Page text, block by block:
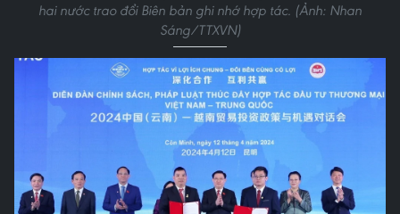
hai nước trao đổi Biên bản ghi nhớ hợp tác. (Ảnh: Nhan
Sáng/TTXVN)